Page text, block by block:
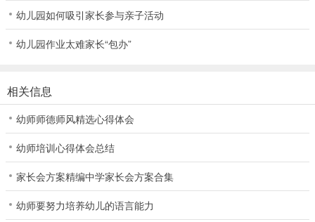
幼儿园如何吸引家长参与亲子活动
幼儿园作业太难家长“包办”
相关信息
幼师师德师风精选心得体会
幼师培训心得体会总结
家长会方案精编中学家长会方案合集
幼师要努力培养幼儿的语言能力